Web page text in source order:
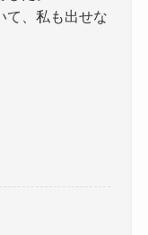
て、私も出せな